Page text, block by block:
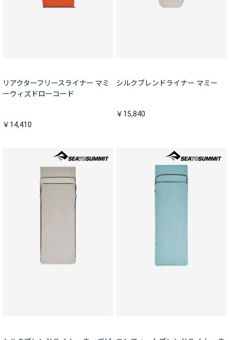
リアクターフリースライナー マミ
ーウィズドローコード
￥14,410
シルクブレンドライナー マミー
￥15,840